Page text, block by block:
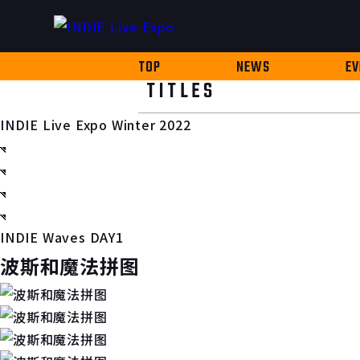
TOP NEWS
TITLES
INDIE Live Expo Winter 2022
INDIE Waves DAY1
波斯和魔法拼图